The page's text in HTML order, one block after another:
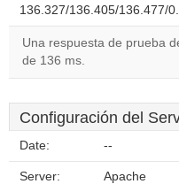
136.327/136.405/136.477/
Una respuesta de prueba
de 136 ms.
Configuración del
Date: --
Server: Apache